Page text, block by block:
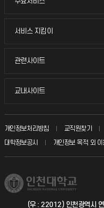
교무회의방송
입학안내
취업정보(학생)
서비스 지킴이
서비스 지킴이
묻고 답하기
칭찬마당
학생서비스 지킴이
관련사이트
관련사이트
국방헬프콜
총동문회
교내사이트
교내사이트
교수회
교육혁신본부
국제지원과
개인정보처리방침 교직원찾기
대학정보공시
개인정보 목적 외
(우 : 22012) 인천광역시